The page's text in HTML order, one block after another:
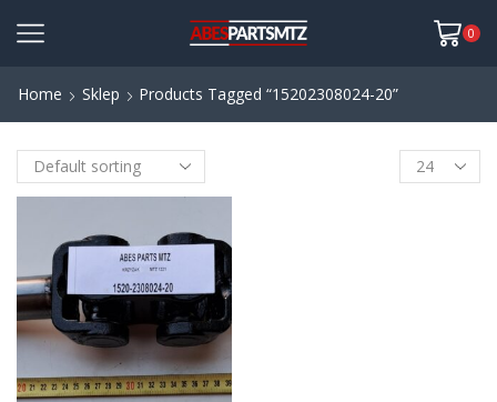
0
Home Sklep Products Tagged “15202308024-20”